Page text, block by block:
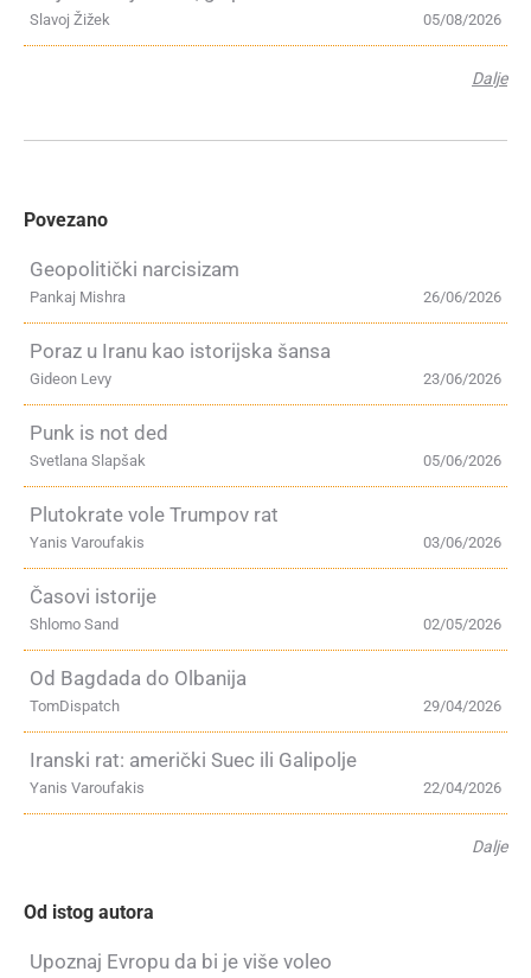
05/08/2026
Slavoj Žižek
Dalje
Povezano
Geopolitički narcisizam
26/06/2026
Pankaj Mishra
Poraz u Iranu kao istorijska šansa
23/06/2026
Gideon Levy
Punk is not ded
05/06/2026
Svetlana Slapšak
Plutokrate vole Trumpov rat
03/06/2026
Yanis Varoufakis
Časovi istorije
02/05/2026
Shlomo Sand
Od Bagdada do Olbanija
29/04/2026
TomDispatch
Iranski rat: američki Suec ili Galipolje
22/04/2026
Yanis Varoufakis
Dalje
Od istog autora
Upoznaj Evropu da bi je više voleo